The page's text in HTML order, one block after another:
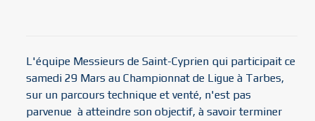
L'équipe Messieurs de Saint-Cyprien qui participait ce
samedi 29 Mars au Championnat de Ligue à Tarbes,
sur un parcours technique et venté, n'est pas
parvenue à atteindre son objectif, à savoir terminer